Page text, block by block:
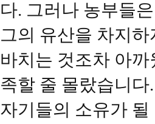
다. 그러나 농부들
그의 유산을 차지
바치는 것조차 아
족할 줄 몰랐습니
자기들의 소유가